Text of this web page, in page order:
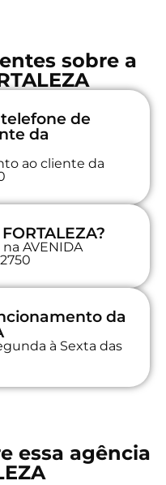
sobre a
de
da
ao cliente da
AVENIDA
da
à Sexta das
essa agência